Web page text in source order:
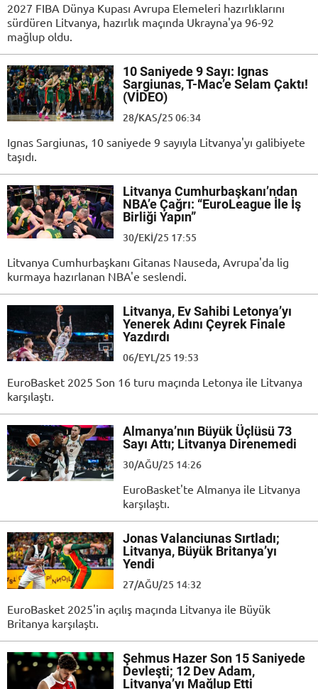
2027 FIBA Dünya Kupası Avrupa Elemeleri hazırlıklarını
sürdüren Litvanya, hazırlık maçında Ukrayna'ya 96-92
mağlup oldu.
10 Saniyede 9 Sayı: Ignas
Sargiunas, T-Mac’e Selam Çaktı!
(VİDEO)
28/KAS/25 06:34
Ignas Sargiunas, 10 saniyede 9 sayıyla Litvanya'yı galibiyete
taşıdı.
Litvanya Cumhurbaşkanı’ndan
NBA’e Çağrı: “EuroLeague İle İş
Birliği Yapın”
30/EKI/25 17:55
Litvanya Cumhurbaşkanı Gitanas Nauseda, Avrupa'da lig
kurmaya hazırlanan NBA'e seslendi.
Litvanya, Ev Sahibi Letonya’yı
Yenerek Adını Çeyrek Finale
Yazdırdı
06/EYL/25 19:53
EuroBasket 2025 Son 16 turu maçında Letonya ile Litvanya
karşılaştı.
Almanya’nın Büyük Üçlüsü 73
Sayı Attı; Litvanya Direnemedi
30/AĞU/25 14:26
EuroBasket'te Almanya ile Litvanya
karşılaştı.
Jonas Valanciunas Sırtladı;
Litvanya, Büyük Britanya’yı
Yendi
27/AĞU/25 14:32
EuroBasket 2025'in açılış maçında Litvanya ile Büyük
Britanya karşılaştı.
Şehmus Hazer Son 15 Saniyede
Devleşti; 12 Dev Adam,
Litvanya’yı Mağlup Etti